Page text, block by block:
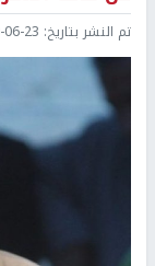
تم النشر بتاريخ: 16:07